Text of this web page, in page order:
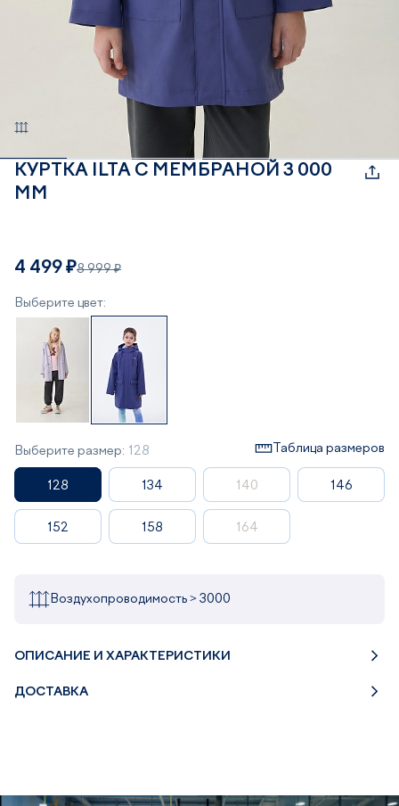
КУРТКА ILTA С МЕМБРАНОЙ 3 000
ММ
4 499 ₽8 999 ₽
Выберите цвет:
Выберите размер: 128 Таблица размеров
128 134 140 146
152 158 164
Воздухопроводимость > 3000
ОПИСАНИЕ И ХАРАКТЕРИСТИКИ
ДОСТАВКА